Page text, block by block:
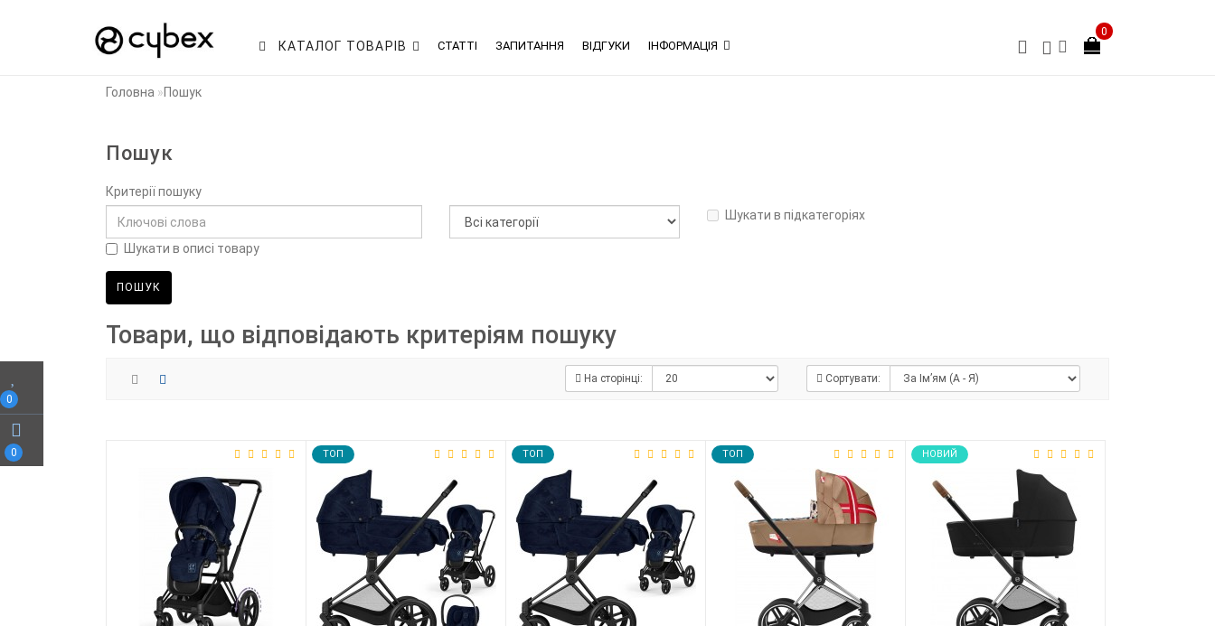
0
0
КАТАЛОГ ТОВАРІВ СТАТТІ ЗАПИТАННЯ ВІДГУКИ ІНФОРМАЦІЯ
0
Головна Пошук
Пошук
Критерії пошуку
Шукати в підкатегоріях
Шукати в описі товару
Товари, що відповідають критеріям пошуку
Сортувати:
На сторінці:
TOП TOП TOП НОВИЙ